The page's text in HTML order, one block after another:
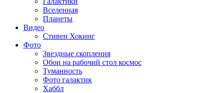
Вселенная
Планеты
Видео
Стивен Хокинг
Фото
Звездные скопления
Обои на рабочий стол космос
Туманность
Фото галактик
Хаббл